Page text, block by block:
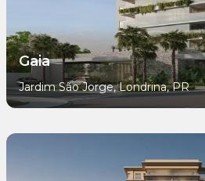
Gaia
Jardim São Jorge, Londrina, PR